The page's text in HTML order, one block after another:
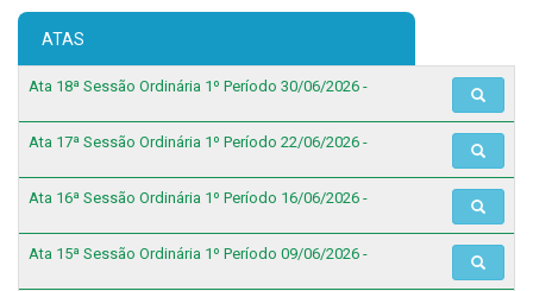
ATAS
Ata 18ª Sessão Ordinária 1º Período 30/06/2026 -
Ata 17ª Sessão Ordinária 1º Período 22/06/2026 -
Ata 16ª Sessão Ordinária 1º Período 16/06/2026 -
Ata 15ª Sessão Ordinária 1º Período 09/06/2026 -